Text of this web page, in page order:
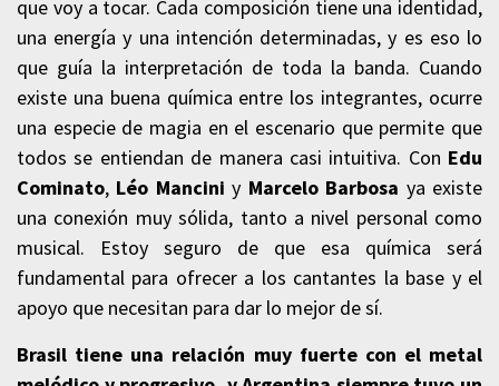
que voy a tocar. Cada composición tiene una identidad,
una energía y una intención determinadas, y es eso lo
que guía la interpretación de toda la banda. Cuando
existe una buena química entre los integrantes, ocurre
una especie de magia en el escenario que permite que
todos se entiendan de manera casi intuitiva. Con Edu
Cominato, Léo Mancini y Marcelo Barbosa ya existe
una conexión muy sólida, tanto a nivel personal como
musical. Estoy seguro de que esa química será
fundamental para ofrecer a los cantantes la base y el
apoyo que necesitan para dar lo mejor de sí.
Brasil tiene una relación muy fuerte con el metal